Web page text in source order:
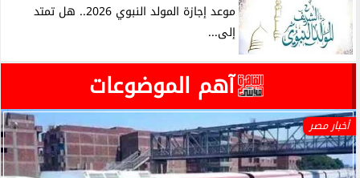
موعد إجازة المولد النبوي 2026.. هل تمتد
إلى...
آهم الموضوعات
أخبار مصر